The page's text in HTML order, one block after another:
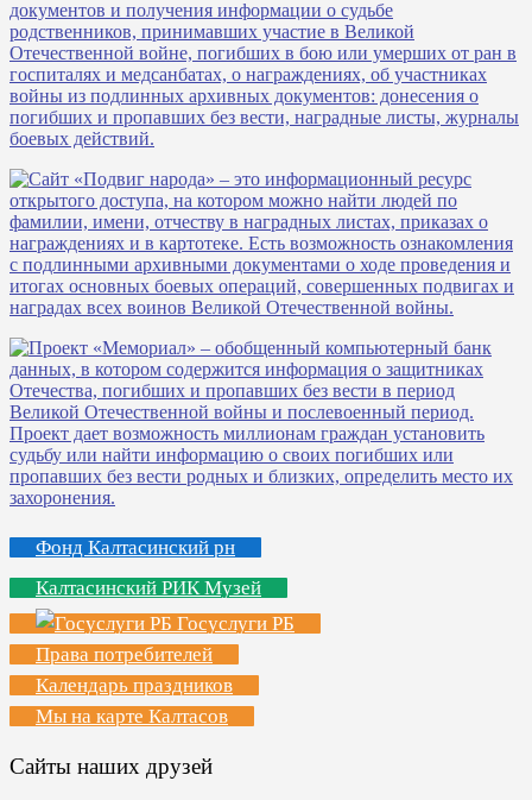
Фонд Калтасинский рн
Калтасинский РИК Музей
Госуслуги РБ
Права потребителей
Календарь праздников
Мы на карте Калтасов
Сайты наших друзей